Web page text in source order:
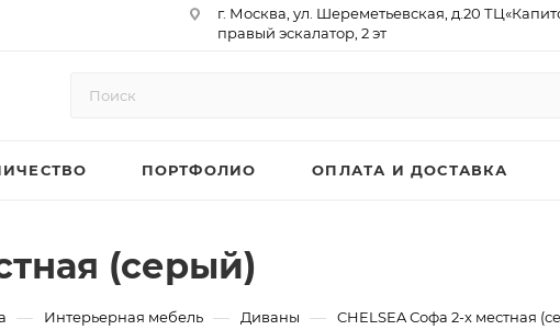
г. Москва, ул. Шереметьевская, д.20
правый эскалатор, 2 эт
р/сч 40702810410000761715
ПОРТФОЛИО ОПЛАТА И ДОСТАВКА
(серый)
— Интерьерная мебель — Диваны — CHELSEA Софа 2-х местная